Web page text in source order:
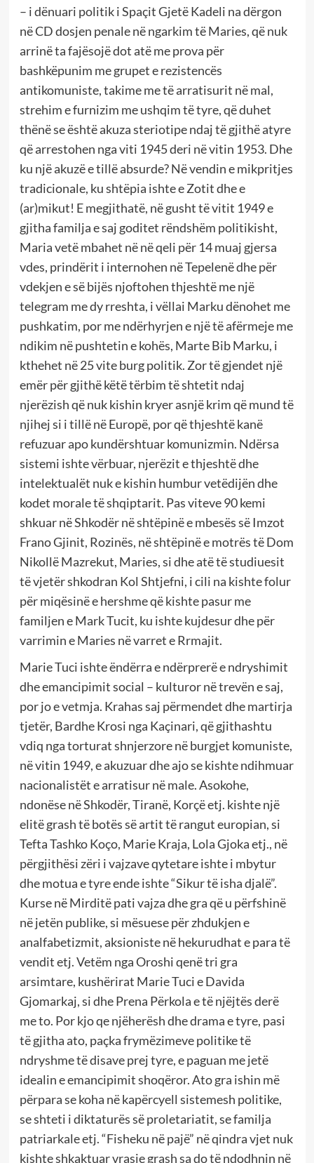
– i dënuari politik i Spaçit Gjetë Kadeli na dërgon
në CD dosjen penale në ngarkim të Maries, që nuk
arrinë ta fajësojë dot atë me prova për
bashkëpunim me grupet e rezistencës
antikomuniste, takime me të arratisurit në mal,
strehim e furnizim me ushqim të tyre, që duhet
thënë se është akuza steriotipe ndaj të gjithë atyre
që arrestohen nga viti 1945 deri në vitin 1953. Dhe
ku një akuzë e tillë absurde? Në vendin e mikpritjes
tradicionale, ku shtëpia ishte e Zotit dhe e
(ar)mikut! E megjithatë, në gusht të vitit 1949 e
gjitha familja e saj goditet rëndshëm politikisht,
Maria vetë mbahet në në qeli për 14 muaj gjersa
vdes, prindërit i internohen në Tepelenë dhe për
vdekjen e së bijës njoftohen thjeshtë me një
telegram me dy rreshta, i vëllai Marku dënohet me
pushkatim, por me ndërhyrjen e një të afërmeje me
ndikim në pushtetin e kohës, Marte Bib Marku, i
kthehet në 25 vite burg politik. Zor të gjendet një
emër për gjithë këtë tërbim të shtetit ndaj
njerëzish që nuk kishin kryer asnjë krim që mund të
njihej si i tillë në Europë, por që thjeshtë kanë
refuzuar apo kundërshtuar komunizmin. Ndërsa
sistemi ishte vërbuar, njerëzit e thjeshtë dhe
intelektualët nuk e kishin humbur vetëdijën dhe
kodet morale të shqiptarit. Pas viteve 90 kemi
shkuar në Shkodër në shtëpinë e mbesës së Imzot
Frano Gjinit, Rozinës, në shtëpinë e motrës të Dom
Nikollë Mazrekut, Maries, si dhe atë të studiuesit
të vjetër shkodran Kol Shtjefni, i cili na kishte folur
për miqësinë e hershme që kishte pasur me
familjen e Mark Tucit, ku ishte kujdesur dhe për
varrimin e Maries në varret e Rrmajit.
Marie Tuci ishte ëndërra e ndërprerë e ndryshimit
dhe emancipimit social – kulturor në trevën e saj,
por jo e vetmja. Krahas saj përmendet dhe martirja
tjetër, Bardhe Krosi nga Kaçinari, që gjithashtu
vdiq nga torturat shnjerzore në burgjet komuniste,
në vitin 1949, e akuzuar dhe ajo se kishte ndihmuar
nacionalistët e arratisur në male. Asokohe,
ndonëse në Shkodër, Tiranë, Korçë etj. kishte një
elitë grash të botës së artit të rangut europian, si
Tefta Tashko Koço, Marie Kraja, Lola Gjoka etj., në
përgjithësi zëri i vajzave qytetare ishte i mbytur
dhe motua e tyre ende ishte “Sikur të isha djalë”.
Kurse në Mirditë pati vajza dhe gra që u përfshinë
në jetën publike, si mësuese për zhdukjen e
analfabetizmit, aksioniste në hekurudhat e para të
vendit etj. Vetëm nga Oroshi qenë tri gra
arsimtare, kushërirat Marie Tuci e Davida
Gjomarkaj, si dhe Prena Përkola e të njëjtës derë
me to. Por kjo qe njëherësh dhe drama e tyre, pasi
të gjitha ato, paçka frymëzimeve politike të
ndryshme të disave prej tyre, e paguan me jetë
idealin e emancipimit shoqëror. Ato gra ishin më
përpara se koha në kapërcyell sistemesh politike,
se shteti i diktaturës së proletariatit, se familja
patriarkale etj. “Fisheku në pajë” në qindra vjet nuk
kishte shkaktuar vrasje grash sa do të ndodhnin në